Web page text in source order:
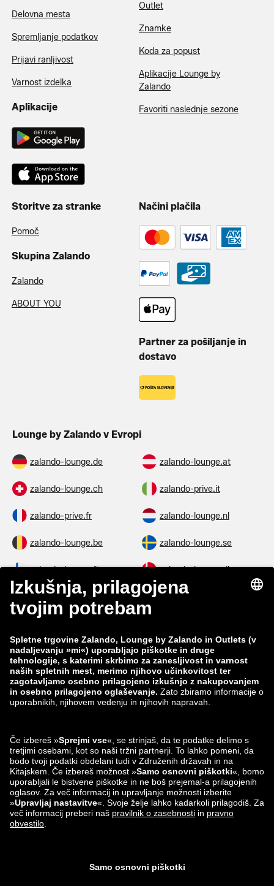
Delovna mesta
Spremljanje podatkov
Prijavi ranljivost
Varnost izdelka
Aplikacije
Outlet
Znamke
Koda za popust
Aplikacije Lounge by
Zalando
Favoriti naslednje sezone
Storitve za stranke
Pomoč
Skupina Zalando
Zalando
ABOUT YOU
Načini plačila
Partner za pošiljanje in
dostavo
Lounge by Zalando v Evropi
zalando-lounge.de zalando-lounge.at
zalando-lounge.ch zalando-prive.it
zalando-prive.fr zalando-lounge.nl
zalando-lounge.be zalando-lounge.se
zalando-lounge.fi zalando-lounge.dk
zalando-lounge.co.uk zalando-lounge.pl
zalando-lounge.lt zalando-lounge.sk
zalando-lounge.ro zalando-lounge.hr
zalando-lounge.si zalando-lounge.hu
zalando-lounge.lv zalando-lounge.no
Najdeš nas lahko
tudi na